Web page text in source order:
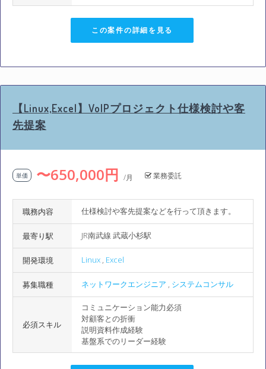
この案件の詳細を見る
【Linux,Excel】VoIPプロジェクト仕様検討や客
先提案
単価 〜650,000円 /月 業務委託
職務内容 仕様検討や客先提案などを行って頂きます。
最寄り駅 JR南武線 武蔵小杉駅
開発環境 Linux , Excel
募集職種 ネットワークエンジニア , システムコンサル
必須スキル
コミュニケーション能力必須
対顧客との折衝
説明資料作成経験
基盤系でのリーダー経験